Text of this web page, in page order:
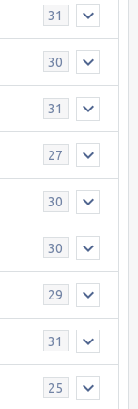
31
30
31
27
30
30
29
31
25